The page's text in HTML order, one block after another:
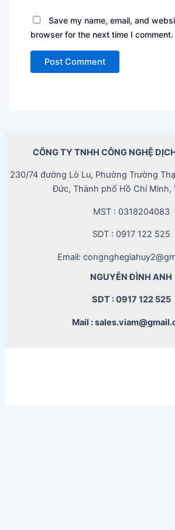
Save my name, email, and
browser for the next time I comment.
CÔNG TY TNHH CÔNG NGHỆ
230/74 đường Lò Lu, Phường Trường
Đức, Thành phố Hồ Chí Minh,
MST : 0318204083
SDT : 0917 122 525
Email:
NGUYỄN ĐÌNH ANH
SDT : 0917 122 525
Mail :